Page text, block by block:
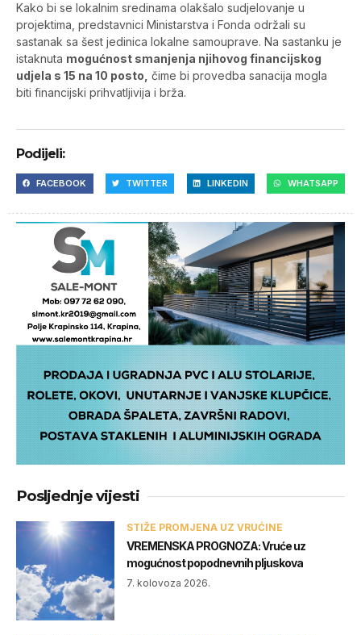
Kako bi se lokalnim sredinama olakšalo sudjelovanje u
projektima, predstavnici Ministarstva i Fonda održali su
sastanak sa šest jedinica lokalne samouprave. Na sastanku je
istaknuta mogućnost smanjenja njihovog financijskog
udjela s 15 na 10 posto, čime bi provedba sanacija mogla
biti financijski prihvatljivija i brža.
Podijeli:
FACEBOOK TWITTER LINKEDIN WHATSAPP
Posljednje vijesti
STIŽE PROMJENA UZ VRUĆINE
VREMENSKA PROGNOZA: Vruće uz
mogućnost popodnevnih pljuskova
7. kolovoza 2026.